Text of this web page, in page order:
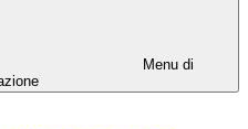
Menu di